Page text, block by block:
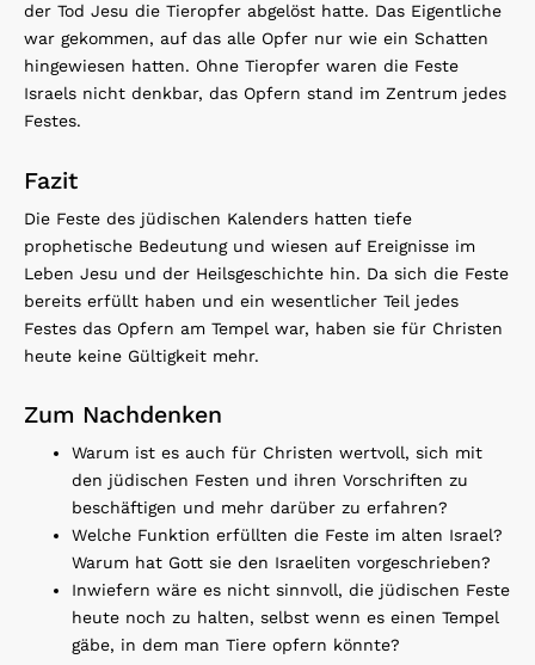
der Tod Jesu die Tieropfer abgelöst hatte. Das Eigentliche
war gekommen, auf das alle Opfer nur wie ein Schatten
hingewiesen hatten. Ohne Tieropfer waren die Feste
Israels nicht denkbar, das Opfern stand im Zentrum jedes
Festes.
Fazit
Die Feste des jüdischen Kalenders hatten tiefe
prophetische Bedeutung und wiesen auf Ereignisse im
Leben Jesu und der Heilsgeschichte hin. Da sich die Feste
bereits erfüllt haben und ein wesentlicher Teil jedes
Festes das Opfern am Tempel war, haben sie für Christen
heute keine Gültigkeit mehr.
Zum Nachdenken
Warum ist es auch für Christen wertvoll, sich mit
den jüdischen Festen und ihren Vorschriften zu
beschäftigen und mehr darüber zu erfahren?
Welche Funktion erfüllten die Feste im alten Israel?
Warum hat Gott sie den Israeliten vorgeschrieben?
Inwiefern wäre es nicht sinnvoll, die jüdischen Feste
heute noch zu halten, selbst wenn es einen Tempel
gäbe, in dem man Tiere opfern könnte?